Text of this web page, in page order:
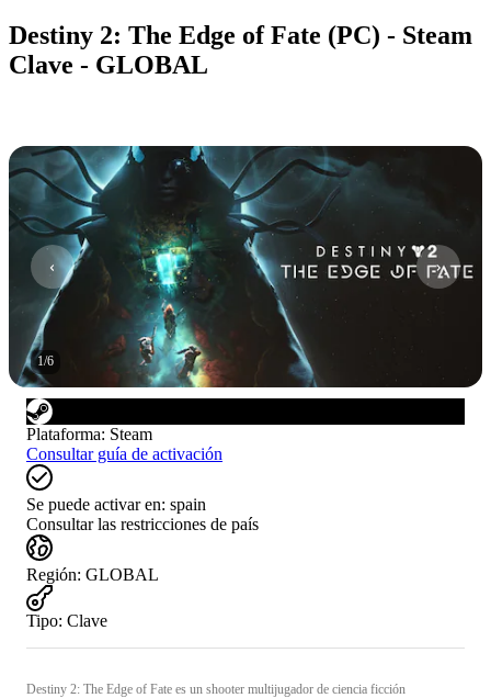
Destiny 2: The Edge of Fate (PC) - Steam
Clave - GLOBAL
1/6
Plataforma: Steam
Consultar guía de activación
Se puede activar en: spain
Consultar las restricciones de país
Región: GLOBAL
Tipo: Clave
Destiny 2: The Edge of Fate es un shooter multijugador de ciencia ficción